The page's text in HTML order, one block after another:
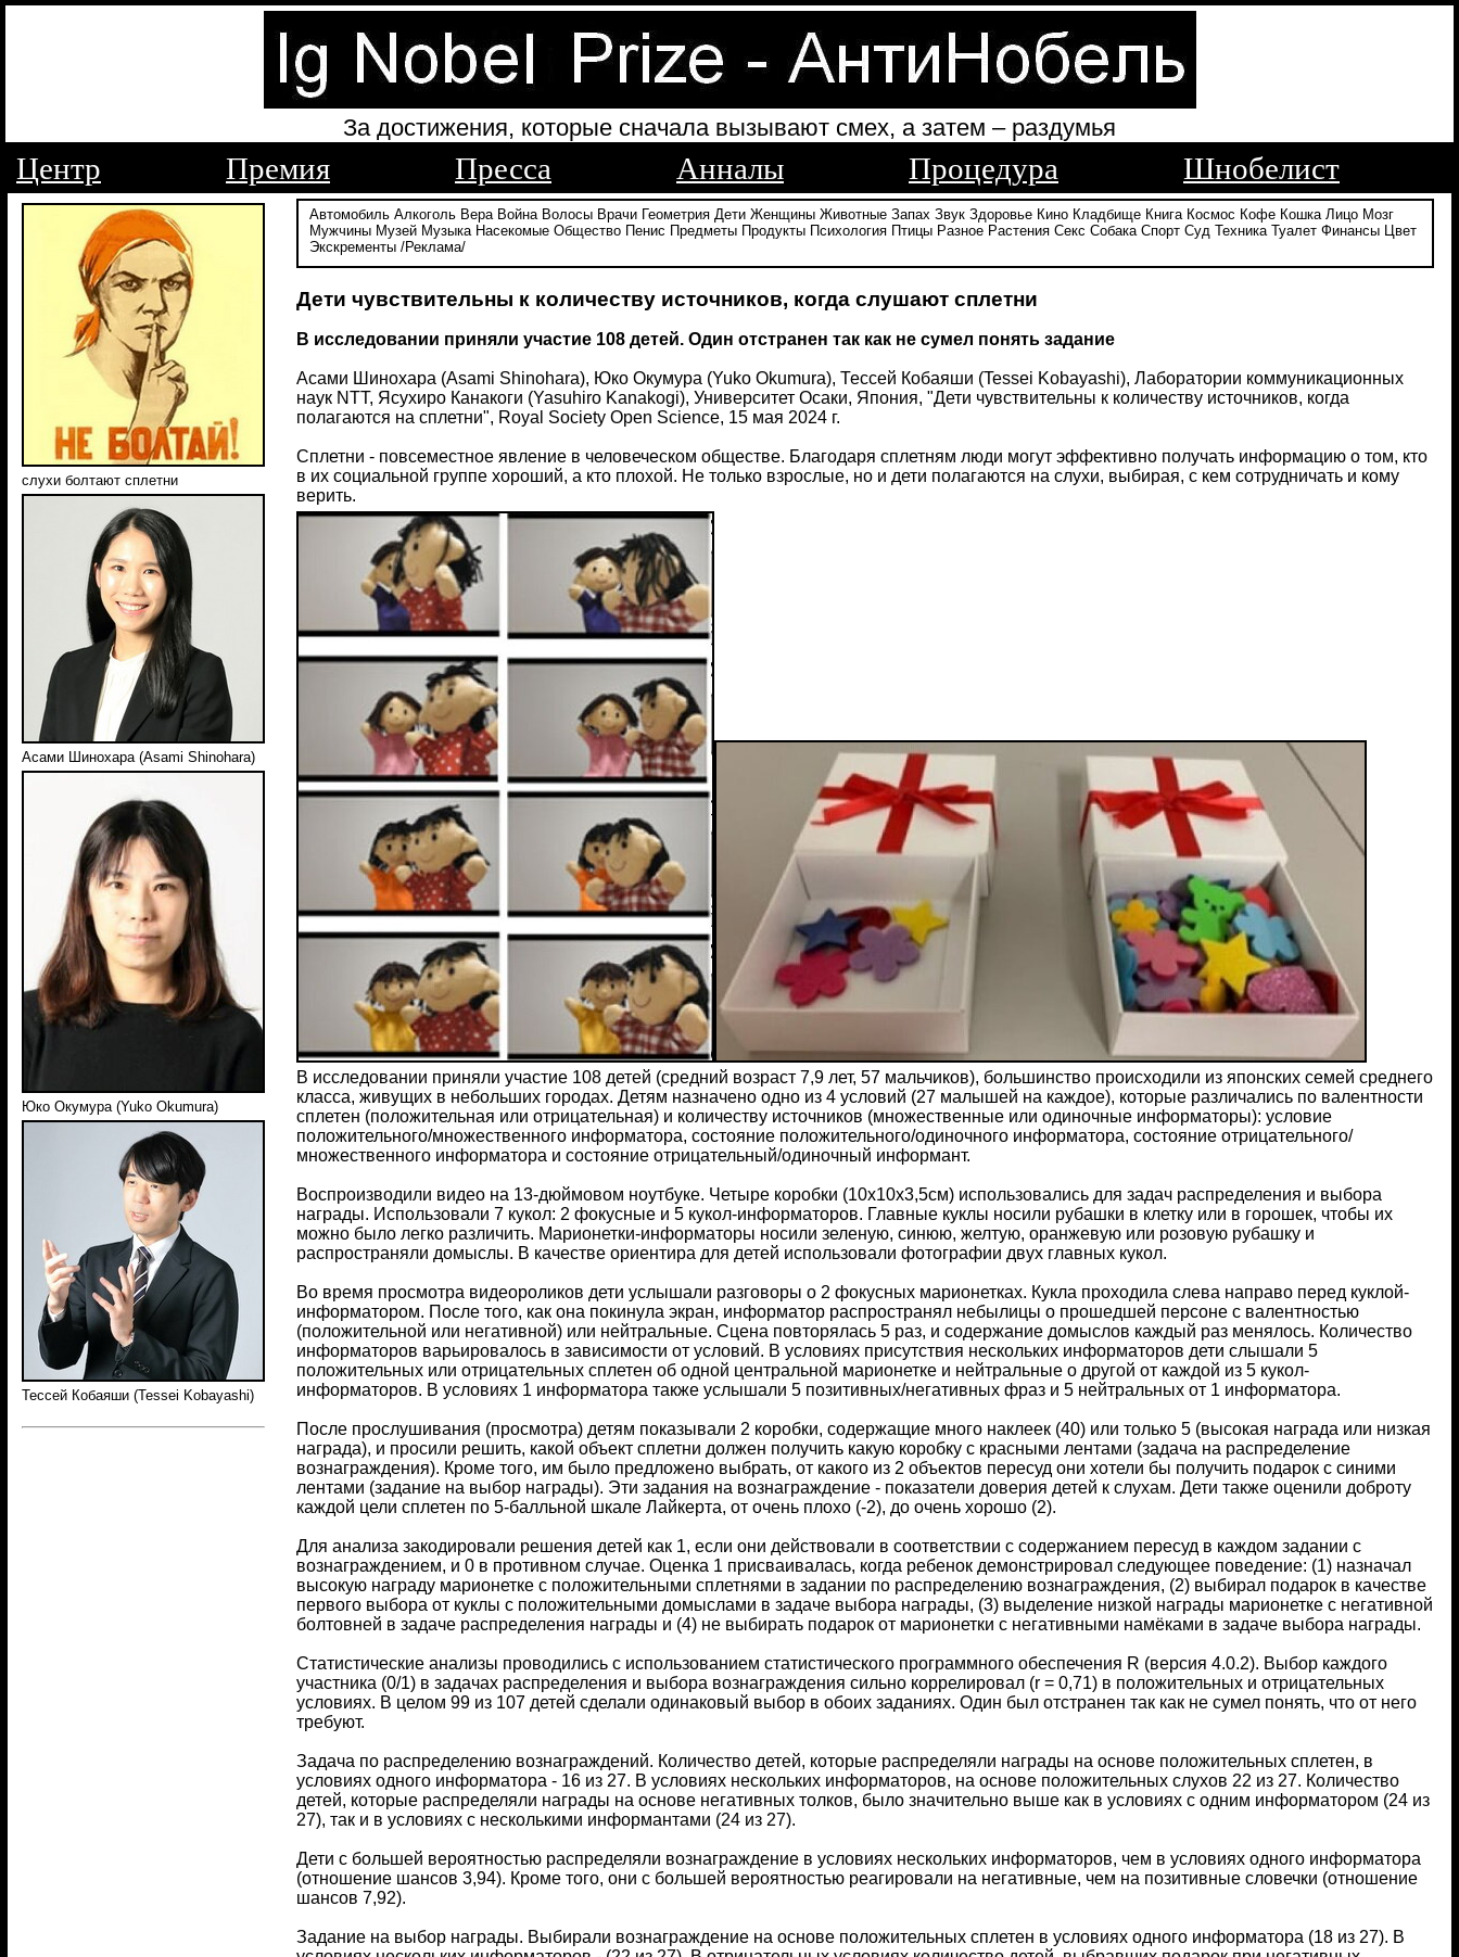
За достижения, которые сначала вызывают смех, а затем – раздумья
Центр Премия Пресса Анналы Процедура Шнобелист
слухи болтают сплетни
Асами Шинохара (Asami Shinohara)
Юко Окумура (Yuko Okumura)
Тессей Кобаяши (Tessei Kobayashi)
Автомобиль Алкоголь Вера Война Волосы Врачи Геометрия Дети Женщины Животные Запах Звук Здоровье Кино Кладбище Книга Космос Кофе Кошка Лицо Мозг
Мужчины Музей Музыка Насекомые Общество Пенис Предметы Продукты Психология Птицы Разное Растения Секс Собака Спорт Суд Техника Туалет Финансы
Цвет
Экскременты /Реклама/
Дети чувствительны к количеству источников, когда слушают сплетни
В исследовании приняли участие 108 детей. Один отстранен так как не сумел понять задание
Асами Шинохара (Asami Shinohara), Юко Окумура (Yuko Okumura), Тессей Кобаяши (Tessei Kobayashi), Лаборатории коммуникационных
наук NTT, Ясухиро Канакоги (Yasuhiro Kanakogi), Университет Осаки, Япония, "Дети чувствительны к количеству источников, когда
полагаются на сплетни", Royal Society Open Science, 15 мая 2024 г.
Сплетни - повсеместное явление в человеческом обществе. Благодаря сплетням люди могут эффективно получать информацию о том, кто
в их социальной группе хороший, а кто плохой. Не только взрослые, но и дети полагаются на слухи, выбирая, с кем сотрудничать и кому
верить.
В исследовании приняли участие 108 детей (средний возраст 7,9 лет, 57 мальчиков), большинство происходили из японских семей среднего
класса, живущих в небольших городах. Детям назначено одно из 4 условий (27 малышей на каждое), которые различались по валентности
сплетен (положительная или отрицательная) и количеству источников (множественные или одиночные информаторы): условие
положительного/множественного информатора, состояние положительного/одиночного информатора, состояние отрицательного/
множественного информатора и состояние отрицательный/одиночный информант.
Воспроизводили видео на 13-дюймовом ноутбуке. Четыре коробки (10х10х3,5см) использовались для задач распределения и выбора
награды. Использовали 7 кукол: 2 фокусные и 5 кукол-информаторов. Главные куклы носили рубашки в клетку или в горошек, чтобы их
можно было легко различить. Марионетки-информаторы носили зеленую, синюю, желтую, оранжевую или розовую рубашку и
распространяли домыслы. В качестве ориентира для детей использовали фотографии двух главных кукол.
Во время просмотра видеороликов дети услышали разговоры о 2 фокусных марионетках. Кукла проходила слева направо перед куклой-
информатором. После того, как она покинула экран, информатор распространял небылицы о прошедшей персоне с валентностью
(положительной или негативной) или нейтральные. Сцена повторялась 5 раз, и содержание домыслов каждый раз менялось. Количество
информаторов варьировалось в зависимости от условий. В условиях присутствия нескольких информаторов дети слышали 5
положительных или отрицательных сплетен об одной центральной марионетке и нейтральные о другой от каждой из 5 кукол-
информаторов. В условиях 1 информатора также услышали 5 позитивных/негативных фраз и 5 нейтральных от 1 информатора.
После прослушивания (просмотра) детям показывали 2 коробки, содержащие много наклеек (40) или только 5 (высокая награда или низкая
награда), и просили решить, какой объект сплетни должен получить какую коробку с красными лентами (задача на распределение
вознаграждения). Кроме того, им было предложено выбрать, от какого из 2 объектов пересуд они хотели бы получить подарок с синими
лентами (задание на выбор награды). Эти задания на вознаграждение - показатели доверия детей к слухам. Дети также оценили доброту
каждой цели сплетен по 5-балльной шкале Лайкерта, от очень плохо (-2), до очень хорошо (2).
Для анализа закодировали решения детей как 1, если они действовали в соответствии с содержанием пересуд в каждом задании с
вознаграждением, и 0 в противном случае. Оценка 1 присваивалась, когда ребенок демонстрировал следующее поведение: (1) назначал
высокую награду марионетке с положительными сплетнями в задании по распределению вознаграждения, (2) выбирал подарок в качестве
первого выбора от куклы с положительными домыслами в задаче выбора награды, (3) выделение низкой награды марионетке с негативной
болтовней в задаче распределения награды и (4) не выбирать подарок от марионетки с негативными намёками в задаче выбора награды.
Статистические анализы проводились с использованием статистического программного обеспечения R (версия 4.0.2). Выбор каждого
участника (0/1) в задачах распределения и выбора вознаграждения сильно коррелировал (r = 0,71) в положительных и отрицательных
условиях. В целом 99 из 107 детей сделали одинаковый выбор в обоих заданиях. Один был отстранен так как не сумел понять, что от него
требуют.
Задача по распределению вознаграждений. Количество детей, которые распределяли награды на основе положительных сплетен, в
условиях одного информатора - 16 из 27. В условиях нескольких информаторов, на основе положительных слухов 22 из 27. Количество
детей, которые распределяли награды на основе негативных толков, было значительно выше как в условиях с одним информатором (24 из
27), так и в условиях с несколькими информантами (24 из 27).
Дети с большей вероятностью распределяли вознаграждение в условиях нескольких информаторов, чем в условиях одного информатора
(отношение шансов 3,94). Кроме того, они с большей вероятностью реагировали на негативные, чем на позитивные словечки (отношение
шансов 7,92).
Задание на выбор награды. Выбирали вознаграждение на основе положительных сплетен в условиях одного информатора (18 из 27). В